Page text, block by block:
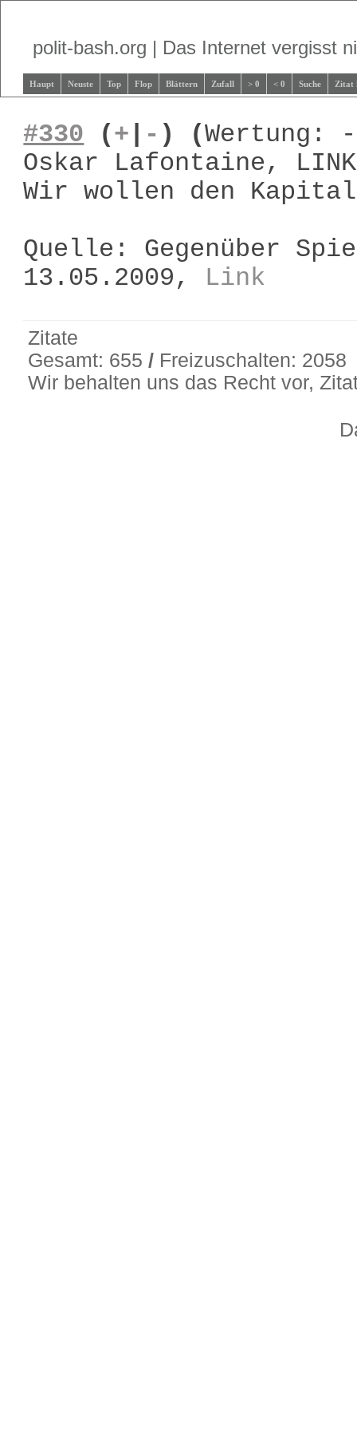
polit-bash.org | Das Internet vergisst
Haupt Neuste Top Flop Blättern Zufall > 0 < 0 Suche Zitat
#330 (+ - ) (Wertung:
Oskar Lafontaine,
Wir wollen den
Quelle: Gegenüber
13.05.2009, Link
Zitate
Gesamt: 655/ Freizuschalten: 2058
Wir behalten uns das Recht vor,